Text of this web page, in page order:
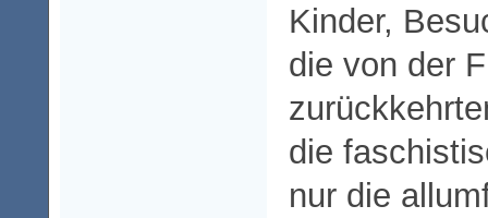
Kinder,
die von der
die
nur die